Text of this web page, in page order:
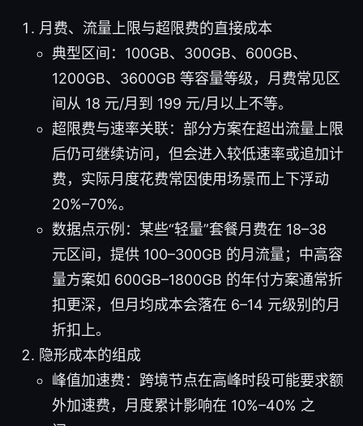
月费、流量上限与超限费的直接成本
典型区间：100GB、300GB、600GB、
1200GB、3600GB 等容量等级，月费常见区
间从 18 元/月到 199 元/月以上不等。
超限费与速率关联：部分方案在超出流量上限
后仍可继续访问，但会进入较低速率或追加计
费，实际月度花费常因使用场景而上下浮动
20%–70%。
数据点示例：某些“轻量”套餐月费在 18–38
元区间，提供 100–300GB 的月流量；中高容
量方案如 600GB–1800GB 的年付方案通常折
扣更深，但月均成本会落在 6–14 元级别的月
折扣上。
隐形成本的组成
峰值加速费：跨境节点在高峰时段可能要求额
外加速费，月度累计影响在 10%–40% 之